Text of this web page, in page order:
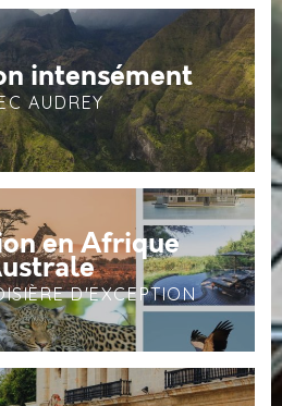
intensément
AUDREY
en Afrique
D'EXCEPTION